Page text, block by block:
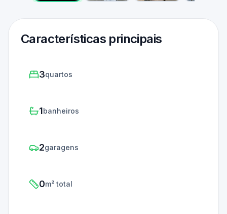
Características principais
3quartos
1banheiros
2garagens
0m² total